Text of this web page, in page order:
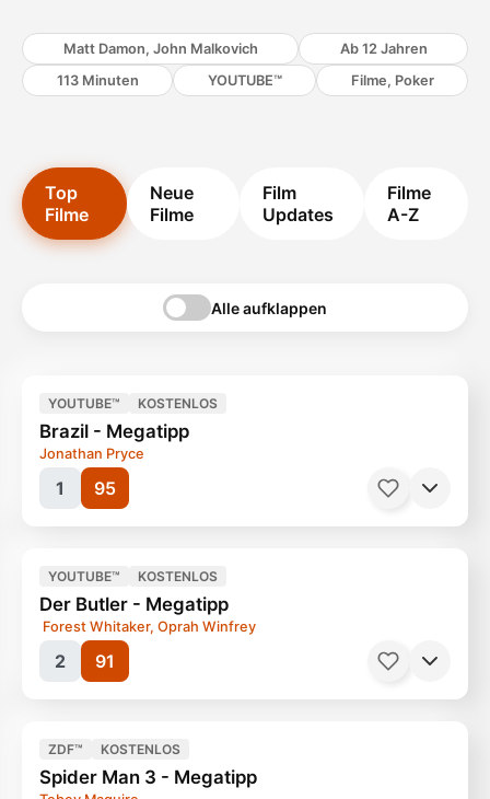
Matt Damon, John Malkovich
Ab 12 Jahren
113 Minuten
YOUTUBE™ Filme, Poker
Top
Filme
Neue
Filme
Film
Updates
Filme
A-Z
Alle aufklappen
1 95
YOUTUBE™ KOSTENLOS
Brazil - Megatipp
Jonathan Pryce
2 91
YOUTUBE™ KOSTENLOS
Der Butler - Megatipp
Forest Whitaker, Oprah Winfrey
ZDF™ KOSTENLOS
Spider Man 3 - Megatipp